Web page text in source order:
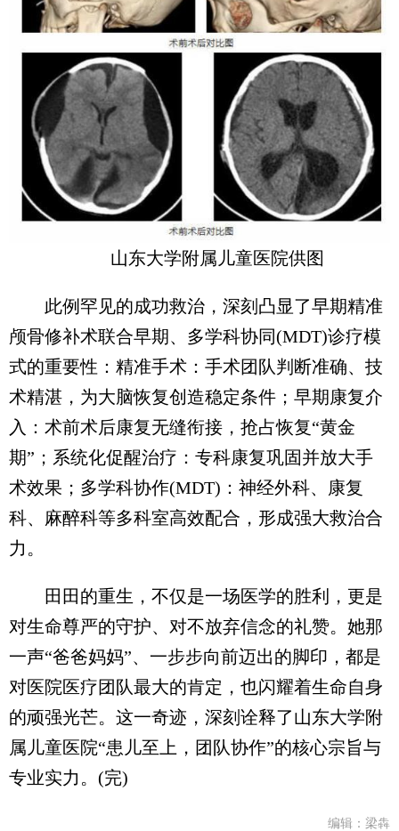
山东大学附属儿童医院供图
此例罕见的成功救治，深刻凸显了早期精准
颅骨修补术联合早期、多学科协同(MDT)诊疗模
式的重要性：精准手术：手术团队判断准确、技
术精湛，为大脑恢复创造稳定条件；早期康复介
入：术前术后康复无缝衔接，抢占恢复“黄金
期”；系统化促醒治疗：专科康复巩固并放大手
术效果；多学科协作(MDT)：神经外科、康复
科、麻醉科等多科室高效配合，形成强大救治合
力。
田田的重生，不仅是一场医学的胜利，更是
对生命尊严的守护、对不放弃信念的礼赞。她那
一声“爸爸妈妈”、一步步向前迈出的脚印，都是
对医院医疗团队最大的肯定，也闪耀着生命自身
的顽强光芒。这一奇迹，深刻诠释了山东大学附
属儿童医院“患儿至上，团队协作”的核心宗旨与
专业实力。(完)
编辑：梁犇